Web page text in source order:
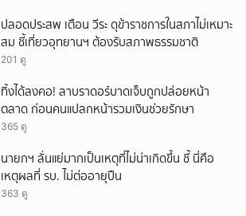
ปลอดประสพ เตือน วีระ ดุข้าราชการในสภาไม่เหมาะ
สม ชี้เที่ยวอุทยานฯ ต้องรับสภาพธรรมชาติ
201 ดู
ทิ้งได้ลงคอ! ลาบราดอร์บาดเจ็บถูกปล่อยหน้า
ตลาด ก่อนคนแปลกหน้ารวมเงินช่วยรักษา
365 ดู
นายกฯ ลั่นแย่มากเป็นเหตุที่ไม่น่าเกิดขึ้น ชี้ นี่คือ
เหตุผลที่ รบ. ไม่ต่ออายุปืน
363 ดู